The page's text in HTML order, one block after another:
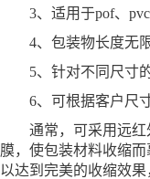
3、适用于pof、pvc
4、包装物长度无限
5、针对不同尺寸的
6、可根据客户尺寸
通常，可采用远红外
膜，使包装材料收缩
以达到完美的收缩效